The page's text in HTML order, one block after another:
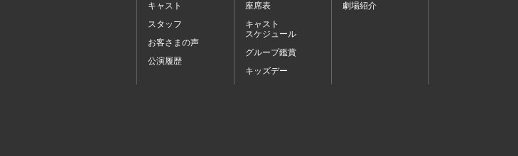
キャスト
スタッフ
お客さまの声
公演履歴
座席表
キャスト
スケジュール
グループ鑑賞
キッズデー
劇場紹介